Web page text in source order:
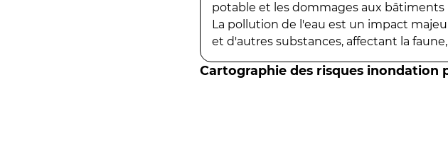
potable et les dommages aux
La pollution de l'eau est un impact
et d'autres substances, affectant la
Cartographie des risques inondation